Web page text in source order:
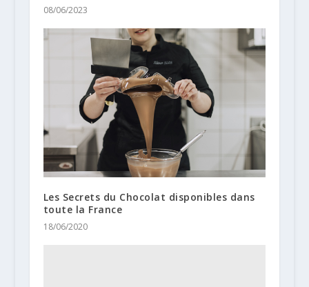
08/06/2023
Les Secrets du Chocolat disponibles dans
toute la France
18/06/2020